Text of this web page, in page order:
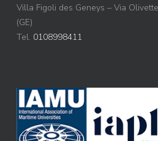
Villa Figoli des Geneys – Via
(GE)
Tel. 0108998411